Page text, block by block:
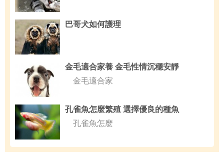
巴哥犬如何護理
金毛適合家養 金毛性情沉穩安靜
金毛適合家
孔雀魚怎麼繁殖 選擇優良的種魚
孔雀魚怎麼